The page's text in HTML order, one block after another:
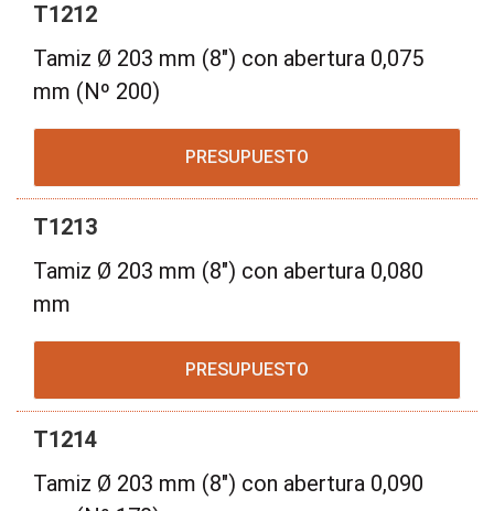
T1212
Tamiz Ø 203 mm (8") con abertura 0,075
mm (Nº 200)
PRESUPUESTO
T1213
Tamiz Ø 203 mm (8") con abertura 0,080
mm
PRESUPUESTO
T1214
Tamiz Ø 203 mm (8") con abertura 0,090